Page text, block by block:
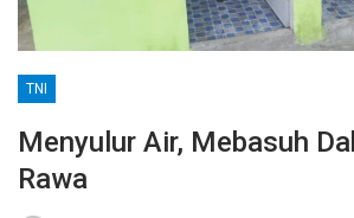
TNI
Menyulur Air, Mebasuh
Rawa